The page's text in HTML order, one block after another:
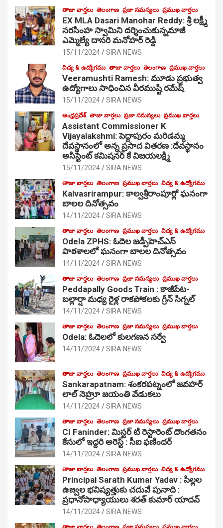
తాజా వార్తలు తెలంగాణ ప్రజా సమస్యలు ప్రముఖ వార్తలు
EX MLA Dasari Manohar Reddy: శ్రీ లక్ష్మీ
నరసింహ స్వామిని దర్శించుకున్నమాజీ
ఎమ్మెల్యే దాసరి మనోహర్ రెడ్డి
15/11/2024 SIRA NEWS
విద్య & ఉద్యోగము తాజా వార్తలు తెలంగాణ ప్రముఖ వార్తలు
Veeramushti Ramesh: మూడు ప్రభుత్వ
ఉద్యోగాలు సాధించిన వీరముష్టి రమేష్
15/11/2024 SIRA NEWS
ఆంధ్రప్రదేశ్ తాజా వార్తలు ప్రజా సమస్యలు ప్రముఖ వార్తలు
Assistant Commissioner K
Vijayalakshmi: పెద్దాపురం మరిడమ్మ
దేవస్థానంలో అన్న ప్రసాద వితరణ :దేవస్థానం
అసిస్టెంట్ కమిషనర్ కే విజయలక్ష్మి
15/11/2024 SIRA NEWS
తాజా వార్తలు తెలంగాణ ప్రముఖ వార్తలు విద్య & ఉద్యోగము
Kalvasrirampur: కాల్వశ్రీరాంపూర్లో ఘనంగా
బాలల దినోత్సవం
14/11/2024 SIRA NEWS
తాజా వార్తలు తెలంగాణ ప్రముఖ వార్తలు విద్య & ఉద్యోగము
Odela ZPHS: ఓదెల జ‌డ్పీహెచ్ఎస్
పాఠ‌శాల‌లో ఘనంగా బాలల దినోత్సవం
14/11/2024 SIRA NEWS
తాజా వార్తలు తెలంగాణ ప్రజా సమస్యలు ప్రముఖ వార్తలు
Peddapally Goods Train : కాజీపేట-
బల్లార్షా మధ్య రైళ్ల రాకపోకలకు గ్రీన్ సిగ్నల్
14/11/2024 SIRA NEWS
తాజా వార్తలు తెలంగాణ ప్రజా సమస్యలు ప్రముఖ వార్తలు
Odela: ఓదెలలో కులగణన సర్వే
14/11/2024 SIRA NEWS
తాజా వార్తలు తెలంగాణ ప్రముఖ వార్తలు విద్య & ఉద్యోగము
Sankarapatnam: శంకరపట్నంలో జవహర్
లాల్ నెహ్రూ జయంతి వేడుకలు
14/11/2024 SIRA NEWS
తాజా వార్తలు తెలంగాణ ప్రజా సమస్యలు ప్రముఖ వార్తలు
CI Faninder: మిస్టర్ టి రెస్టారెంట్ దొంగతనం
కేసులో ఇద్దరి అరెస్ట్ : సీఐ ఫణిందర్
14/11/2024 SIRA NEWS
తాజా వార్తలు తెలంగాణ ప్రముఖ వార్తలు విద్య & ఉద్యోగము
Principal Sarath Kumar Yadav : పిల్లల
ఉజ్వల భవిష్యత్తుకు చదువే పునాది :
ప్రధానోపాధ్యాయులు శరత్ కుమార్ యాదవ్
14/11/2024 SIRA NEWS